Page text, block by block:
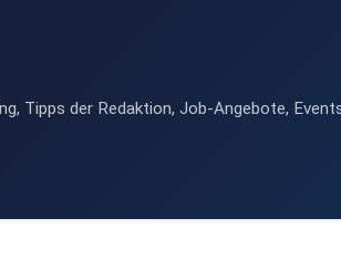
Tipps der Redaktion, Job-Angebote,